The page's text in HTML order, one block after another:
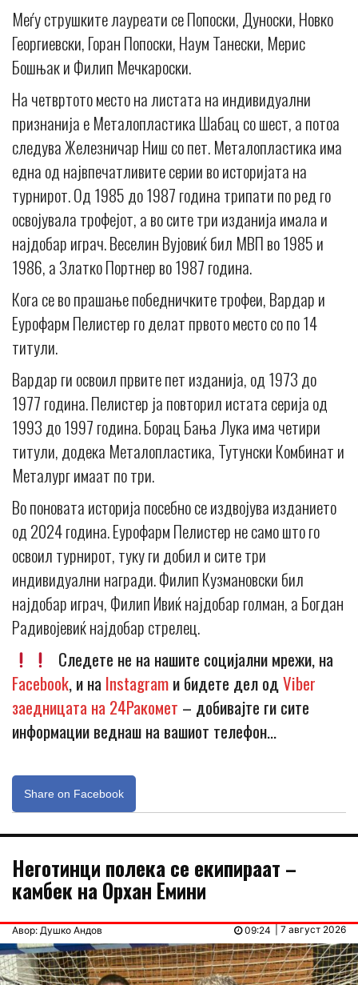
Меѓу струшките лауреати се Попоски, Дуноски, Новко
Георгиевски, Горан Попоски, Наум Танески, Мерис
Бошњак и Филип Мечкароски.
На четвртото место на листата на индивидуални
признанија е Металопластика Шабац со шест, а потоа
следува Железничар Ниш со пет. Металопластика има
една од највпечатливите серии во историјата на
турнирот. Од 1985 до 1987 година трипати по ред го
освојувала трофејот, а во сите три изданија имала и
најдобар играч. Веселин Вујовиќ бил МВП во 1985 и
1986, а Златко Портнер во 1987 година.
Кога се во прашање победничките трофеи, Вардар и
Еурофарм Пелистер го делат првото место со по 14
титули.
Вардар ги освоил првите пет изданија, од 1973 до
1977 година. Пелистер ја повторил истата серија од
1993 до 1997 година. Борац Бања Лука има четири
титули, додека Металопластика, Тутунски Комбинат и
Металург имаат по три.
Во поновата историја посебно се издвојува изданието
од 2024 година. Еурофарм Пелистер не само што го
освоил турнирот, туку ги добил и сите три
индивидуални награди. Филип Кузмановски бил
најдобар играч, Филип Ивиќ најдобар голман, а Богдан
Радивојевиќ најдобар стрелец.
Следете не на нашите социјални мрежи, на
Facebook, и на Instagramи бидете дел одViber
заедницата на 24Ракомет – добивајте ги сите
информации веднаш на вашиот телефон…
Share on Facebook
Неготинци полека се екипираат –
камбек на Орхан Емини
Авор: Душко Андов | 7 август 2026
09:24